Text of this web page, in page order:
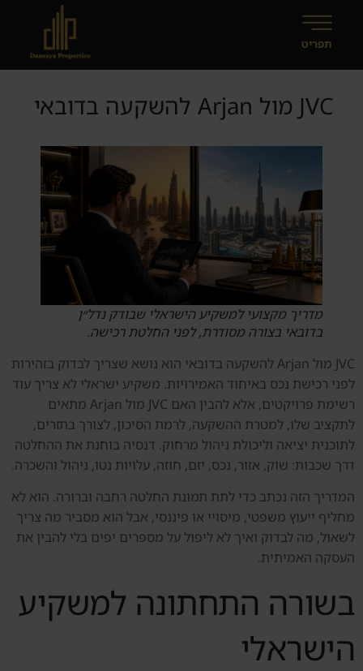
JVC מול Arjan להשקעה בדובאי
מדריך מקצועי למשקיע הישראלי שבודק נדל״ן
בדובאי בצורה מסודרת, לפני החלטת רכישה.
JVC מול Arjan להשקעה בדובאי הוא נושא שצריך לבדוק בזהירות
לפני רכישת נכס באיחוד האמירויות. משקיע ישראלי לא צריך עוד
רשימת פרויקטים, אלא להבין האם JVC מול Arjan מתאים
לתקציב שלו, למטרת ההשקעה, לרמת הסיכון, לצורך בתזרים,
לתוכנית יציאה וליכולת ניהול מרחוק. דנסיה בוחנת את ההחלטה
דרך שכבות: שוק, אזור, נכס, יזם, חוזה, עלויות נטו, ניהול והשכרה.
המדריך הזה נכתב כדי לתת תמונת החלטה רחבה וברורה. הוא לא
מחליף ייעוץ משפטי, מיסויי או פיננסי, אבל הוא מסביר מה צריך
לשאול, מה לבדוק ואיך לא ליפול על מספרים יפים בלי להבין את
העסקה האמיתית.
בשורה התחתונה למשקיע
הישראלי